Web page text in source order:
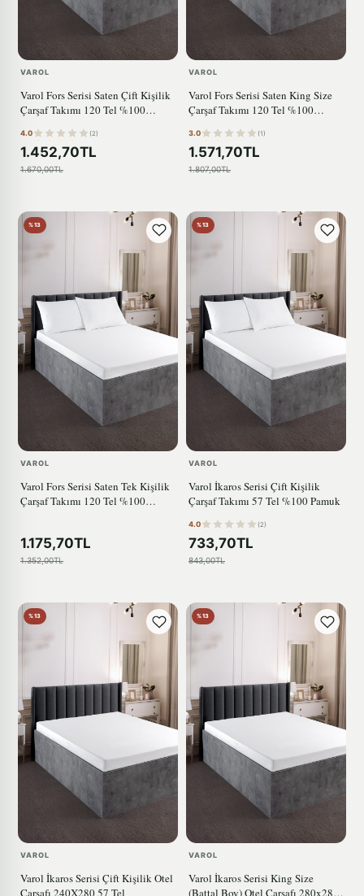
VAROL
Varol Fors Serisi Saten Çift Kişilik
Çarşaf Takımı 120 Tel %100
4.0 (2)
1.452,70TL
1.670,00TL
VAROL
Varol Fors Serisi Saten King Size
Çarşaf Takımı 120 Tel %100
3.0 (1)
1.571,70TL
1.807,00TL
%13
VAROL
Varol Fors Serisi Saten Tek Kişilik
Çarşaf Takımı 120 Tel %100
1.175,70TL
1.352,00TL
%13
VAROL
Varol İkaros Serisi Çift Kişilik
Çarşaf Takımı 57 Tel %100 Pamuk
4.0 (2)
733,70TL
843,00TL
%13
VAROL
Varol İkaros Serisi Çift Kişilik Otel
Çarşafı 240X280 57 Tel
%13
VAROL
Varol İkaros Serisi King Size
(Battal Boy) Otel Çarşafı 280x280